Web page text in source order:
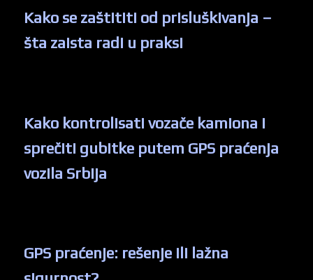
Kako se zaštititi od prisluškivanja –
šta zaista radi u praksi
Kako kontrolisati vozače kamiona i
sprečiti gubitke putem GPS praćenja
vozila Srbija
GPS praćenje: rešenje ili lažna